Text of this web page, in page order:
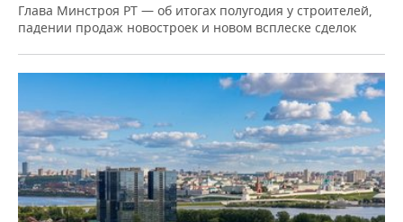
Глава Минстроя РТ — об итогах полугодия у строителей,
падении продаж новостроек и новом всплеске сделок